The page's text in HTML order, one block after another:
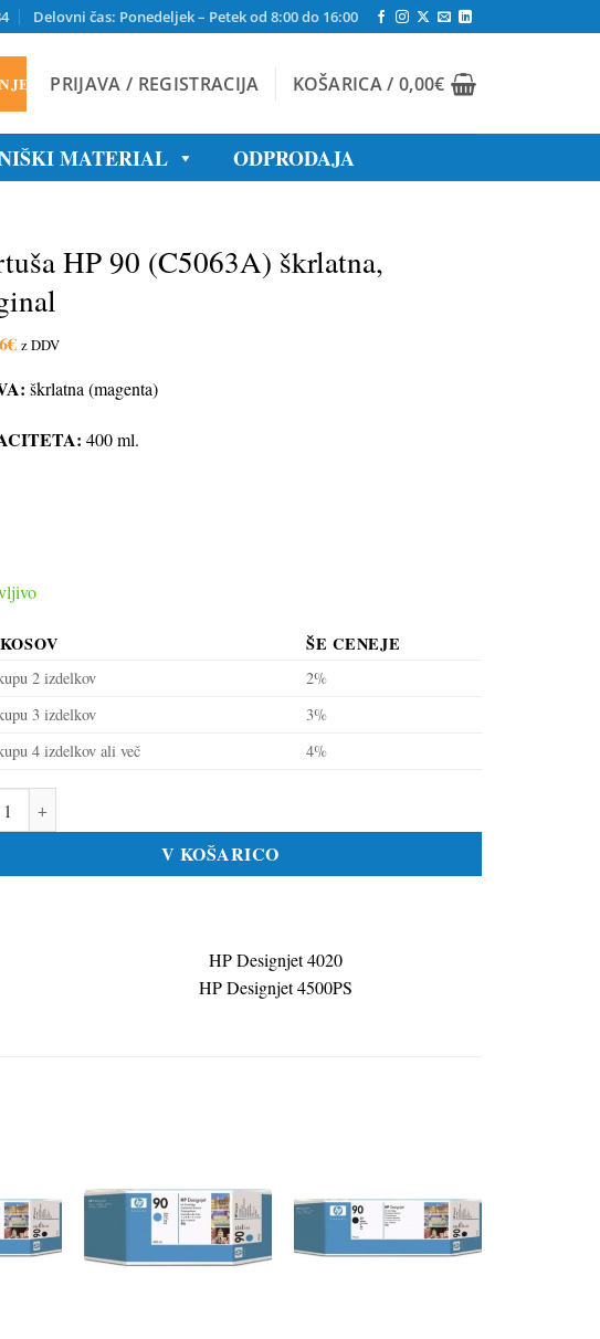
Delovni čas: Ponedeljek – Petek od 8:00 do 16:00
PRIJAVA / REGISTRACIJA KOŠARICA /0,00€
MATERIAL ODPRODAJA
HP 90 (C5063A) škrlatna,
€ z DDV
škrlatna (magenta)
400 ml.
ŠE CENEJE
2 izdelkov
2%
3 izdelkov
3%
4 izdelkov ali več
4%
HP 90 (C5063A) škrlatna, original količina
V KOŠARICO
HP Designjet 4020
HP Designjet 4500PS